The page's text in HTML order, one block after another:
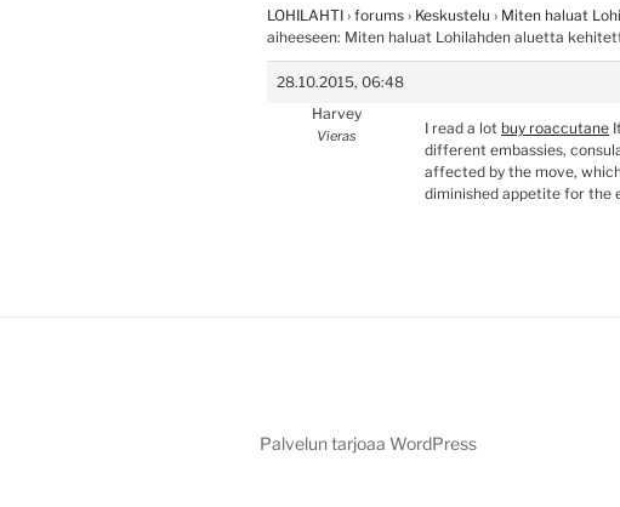
LOHILAHTI › forums › Keskustelu › Miten haluat
aiheeseen: Miten haluat Lohilahden aluetta
28.10.2015, 06:48
Harvey
Vieras I read a lot buy roaccutane
different embassies,
affected by the move,
diminished appetite for the
Palvelun tarjoaa WordPress